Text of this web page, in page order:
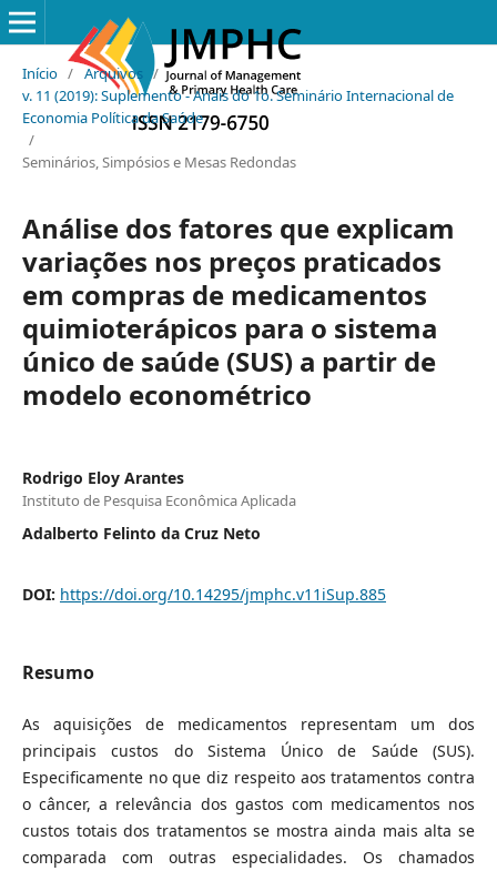
Início / Arquivos /
v. 11 (2019): Suplemento - Anais do 1o. Seminário Internacional de
Economia Política da Saúde
/
Seminários, Simpósios e Mesas Redondas
Análise dos fatores que explicam
variações nos preços praticados
em compras de medicamentos
quimioterápicos para o sistema
único de saúde (SUS) a partir de
modelo econométrico
Rodrigo Eloy Arantes
Instituto de Pesquisa Econômica Aplicada
Adalberto Felinto da Cruz Neto
DOI: https://doi.org/10.14295/jmphc.v11iSup.885
Resumo
As aquisições de medicamentos representam um dos
principais custos do Sistema Único de Saúde (SUS).
Especificamente no que diz respeito aos tratamentos contra
o câncer, a relevância dos gastos com medicamentos nos
custos totais dos tratamentos se mostra ainda mais alta se
comparada com outras especialidades. Os chamados